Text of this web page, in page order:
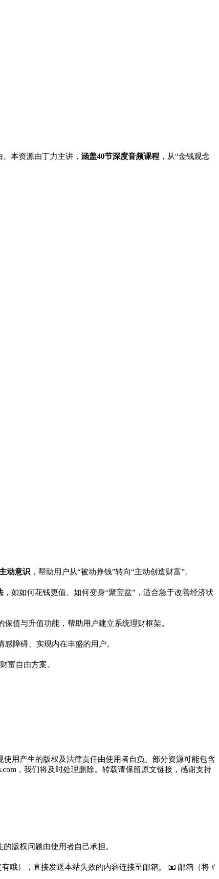
本资源由丁力主讲， 涵盖40节深度音频课程 ，从“金钱观念
动意识 ，帮助用户从“被动挣钱”转向“主动创造财富”。
，如如何花钱更值、如何变身“聚宝盆”，适合急于改善经济状
保值与升值功能，帮助用户建立系统理财框架。
感障碍、实现内在丰盛的用户。
富自由方案。
用产生的版权及法律责任由使用者自负。部分资源可能包含
，我们将及时处理删除。转载请保留原文链接，感谢支持
版权问题由使用者自己承担。
哦），直接发送本站失效的内容连接至邮箱。 📧 邮箱（将 #